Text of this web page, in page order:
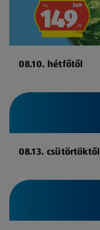
08.10. hétfőtől
08.13. csütörtöktől